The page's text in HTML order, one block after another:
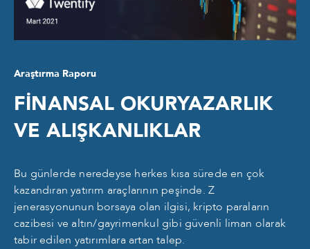
Araştırma Raporu
FİNANSAL OKURYAZARLIK
VE ALIŞKANLIKLAR
Bu günlerde neredeyse herkes kısa sürede en çok
kazandıran yatırım araçlarının peşinde. Z
jenerasyonunun borsaya olan ilgisi, kripto paraların
cazibesi ve altın/gayrimenkul gibi güvenli liman olarak
tabir edilen yatırımlara artan talep.